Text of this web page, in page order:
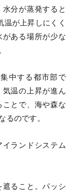
分が蒸発すると
温が上昇しにくく
ある場所が少な
中する都市部で
温の上昇が進ん
とで、海や森な
るのです。
ランドシステム
遮ること。パッシ